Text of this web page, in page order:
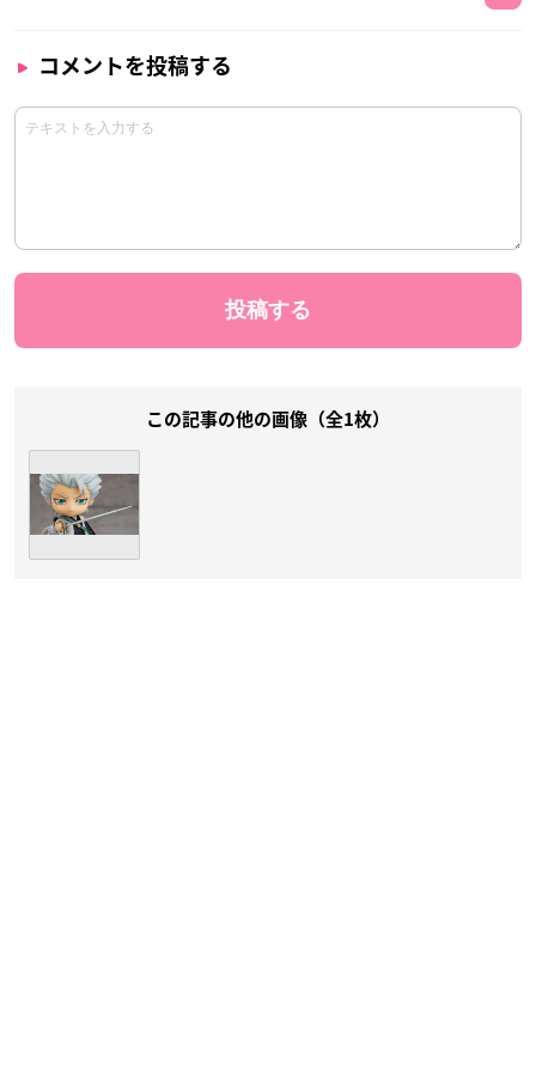
コメントを投稿する
この記事の他の画像（全1枚）